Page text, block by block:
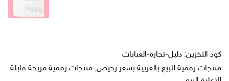
كود التخزين: دليل-تجارة-العبايات
منتجات رقمية للبيع بالعربية بسعر رخيص, منتجات رقمية مربحة قابلة